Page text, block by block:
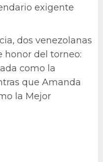
exigente
dos venezolanas
honor del torneo:
como la
que Amanda
la Mejor